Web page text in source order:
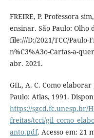
FREIRE, P. Professora
ensinar. São Paulo: Olho
file:///D:/2021/TCC/Paulo-
n%C3%A3o-Cartas-a-
abr. 2021.
GIL, A. C. Como
Paulo: Atlas, 1991.
https://sgcd.fc.unesp.br/
freitas/tcci/
anto.pdf. Acesso em: 21